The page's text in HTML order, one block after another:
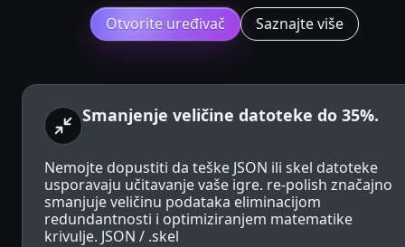
Otvorite uređivač Saznajte više
Smanjenje veličine datoteke do 35%.
Nemojte dopustiti da teške JSON ili skel datoteke
usporavaju učitavanje vaše igre. re-polish značajno
smanjuje veličinu podataka eliminacijom
redundantnosti i optimiziranjem matematike
krivulje. JSON / .skel